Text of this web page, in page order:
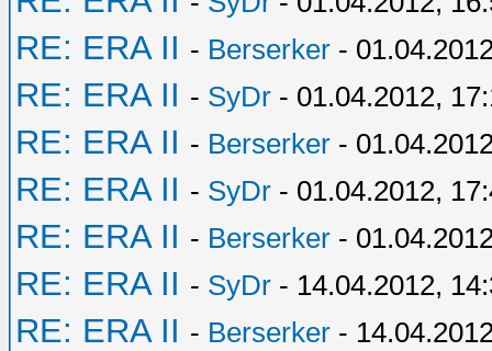
RE: ERA II - Berserker -
RE: ERA II - SyDr - 01.04.2012,
RE: ERA II - Berserker -
RE: ERA II - SyDr - 01.04.2012,
RE: ERA II - Berserker -
RE: ERA II - SyDr - 14.04.2012,
RE: ERA II - Berserker -